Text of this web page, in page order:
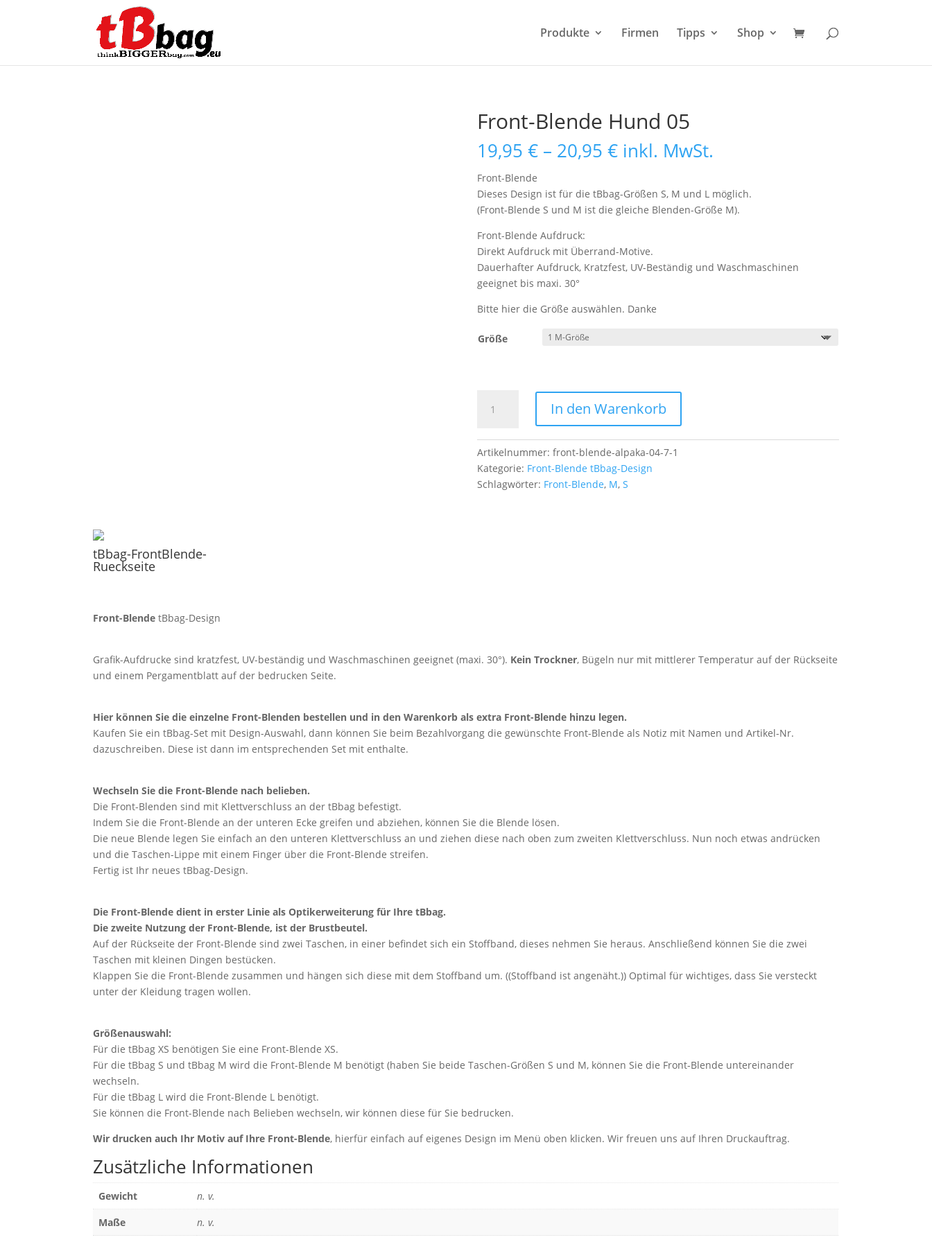
Produkte Firmen Tipps Shop
Front-Blende Hund 05
19,95€ – 20,95€Preisspanne:
19,95 €
20,95 €
inkl. MwSt.
Front-Blende
Dieses Design ist für die tBbag-Größen S, M und L möglich.
(Front-Blende S und M ist die gleiche Blenden-Größe M).
Front-Blende Aufdruck:
Direkt Aufdruck mit Überrand-Motive.
Dauerhafter Aufdruck, Kratzfest, UV-Beständig und Waschmaschinen
geeignet bis maxi. 30°
Bitte hier die Größe auswählen. Danke
Größe
Blende
In den Warenkorb
Artikelnummer:front-blende-alpaka-04-7-1
Kategorie: Front-Blende tBbag-Design
Schlagwörter: Front-Blende, M,S
tBbag-FrontBlende-
Rueckseite
Front-Blende tBbag-Design
Grafik-Aufdrucke sind kratzfest, UV-beständig und Waschmaschinen geeignet (maxi. 30°). Kein Trockner, Bügeln nur mit mittlerer Temperatur auf der Rückseite
und einem Pergamentblatt auf der bedrucken Seite.
Hier können Sie die einzelne Front-Blenden bestellen und in den Warenkorb als extra Front-Blende hinzu legen.
Kaufen Sie ein tBbag-Set mit Design-Auswahl, dann können Sie beim Bezahlvorgang die gewünschte Front-Blende als Notiz mit Namen und Artikel-Nr.
dazuschreiben. Diese ist dann im entsprechenden Set mit enthalte.
Wechseln Sie die Front-Blende nach belieben.
Die Front-Blenden sind mit Klettverschluss an der tBbag befestigt.
Indem Sie die Front-Blende an der unteren Ecke greifen und abziehen, können Sie die Blende lösen.
Die neue Blende legen Sie einfach an den unteren Klettverschluss an und ziehen diese nach oben zum zweiten Klettverschluss. Nun noch etwas andrücken
und die Taschen-Lippe mit einem Finger über die Front-Blende streifen.
Fertig ist Ihr neues tBbag-Design.
Die Front-Blende dient in erster Linie als Optikerweiterung für Ihre tBbag.
Die zweite Nutzung der Front-Blende, ist der Brustbeutel.
Auf der Rückseite der Front-Blende sind zwei Taschen, in einer befindet sich ein Stoffband, dieses nehmen Sie heraus. Anschließend können Sie die zwei
Taschen mit kleinen Dingen bestücken.
Klappen Sie die Front-Blende zusammen und hängen sich diese mit dem Stoffband um. ((Stoffband ist angenäht.)) Optimal für wichtiges, dass Sie versteckt
unter der Kleidung tragen wollen.
Größenauswahl:
Für die tBbag XS benötigen Sie eine Front-Blende XS.
Für die tBbag S und tBbag M wird die Front-Blende M benötigt (haben Sie beide Taschen-Größen S und M, können Sie die Front-Blende untereinander
wechseln.
Für die tBbag L wird die Front-Blende L benötigt.
Sie können die Front-Blende nach Belieben wechseln, wir können diese für Sie bedrucken.
Wir drucken auch Ihr Motiv auf Ihre Front-Blende, hierfür einfach auf eigenes Design im Menü oben klicken. Wir freuen uns auf Ihren Druckauftrag.
Zusätzliche Informationen
Gewicht
n. v.
Maße
n. v.